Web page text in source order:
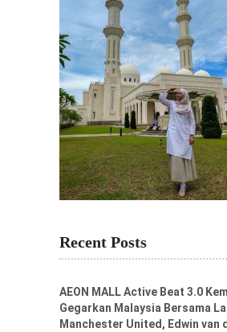
Recent Posts
AEON MALL Active Beat 3.0
Gegarkan Malaysia Bersama
Manchester United, Edwin van